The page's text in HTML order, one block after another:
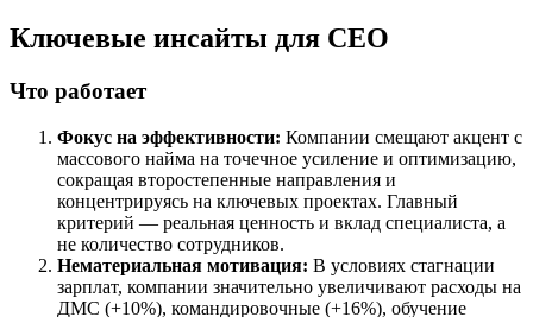
Ключевые инсайты для СЕО
Что работает
Фокус на эффективности: Компании смещают акцент с
массового найма на точечное усиление и оптимизацию,
сокращая второстепенные направления и
концентрируясь на ключевых проектах. Главный
критерий — реальная ценность и вклад специалиста, а
не количество сотрудников.
Нематериальная мотивация: В условиях стагнации
зарплат, компании значительно увеличивают расходы на
ДМС (+10%), командировочные (+16%), обучение